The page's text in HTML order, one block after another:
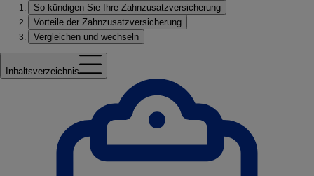
So kündigen Sie Ihre Zahnzusatzversicherung
Vorteile der Zahnzusatzversicherung
Vergleichen und wechseln
Inhaltsverzeichnis